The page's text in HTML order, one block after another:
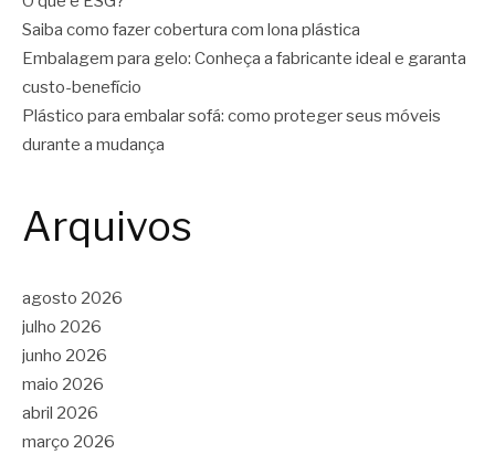
Saiba como fazer cobertura com lona plástica
Embalagem para gelo: Conheça a fabricante ideal e garanta
custo-benefício
Plástico para embalar sofá: como proteger seus móveis
durante a mudança
Arquivos
agosto 2026
julho 2026
junho 2026
maio 2026
abril 2026
março 2026